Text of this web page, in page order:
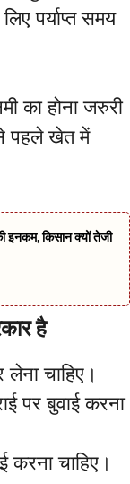
पर्याप्त समय
का होना जरुरी
से पहले खेत में
किसान क्यों तेजी
है
चाहिए।
पर बुवाई करना
करना चाहिए।